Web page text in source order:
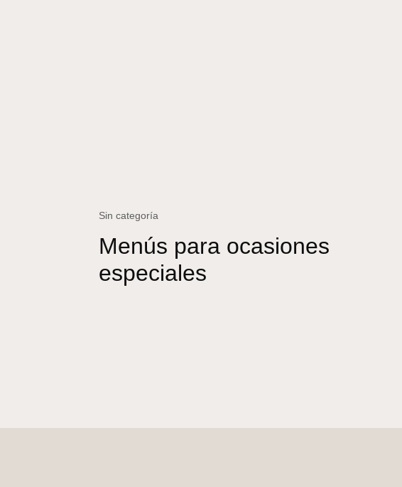
Sin categoría
Menús para ocasiones
especiales